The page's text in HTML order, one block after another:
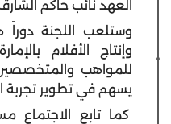
العهد نائب حاكم
وستلعب اللجنة
وإنتاج الأفلام
للمواهب والمتخصصين
يسهم في تطوير تجربة
كما تابع الاجتماع